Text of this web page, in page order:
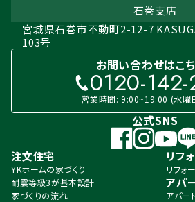
石巻支店
宮城県石巻市不動町2-12-7
103号
お問い合わせはこ
0120-
営業時間: 9:00~19:00 (水曜
公式SNS
注文住宅
YKホームの家づくり
耐震等級3が基本設計
家づくりの流れ
リフ
リフォ
アパ
アパー